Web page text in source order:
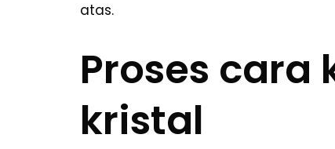
atas.
Proses cara
kristal